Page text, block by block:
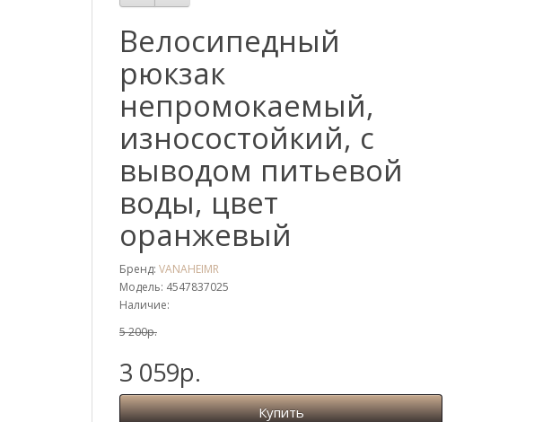
Велосипедный
рюкзак
непромокаемый,
износостойкий, с
выводом питьевой
воды, цвет
оранжевый
Бренд: VANAHEIMR
Модель: 4547837025
Наличие:
5 200р.
3 059р.
Купить